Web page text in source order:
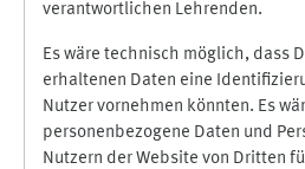
verantwortlichen Lehrenden.
Es wäre technisch möglich, dass
erhaltenen Daten eine
Nutzer vornehmen könnten. Es
personenbezogene Daten und
Nutzern der Website von Dritten